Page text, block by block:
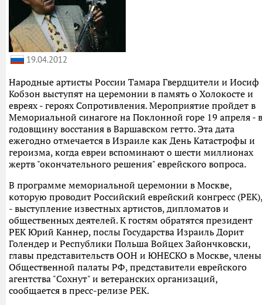
19.04.2012
Народные артисты России Тамара Гвердцители и Иосиф
Кобзон выступят на церемонии в память о Холокосте и
евреях - героях Сопротивления. Мероприятие пройдет в
Мемориальной синагоге на Поклонной горе 19 апреля - в
годовщину восстания в Варшавском гетто. Эта дата
ежегодно отмечается в Израиле как День Катастрофы и
героизма, когда евреи вспоминают о шести миллионах
жертв "окончательного решения" еврейского вопроса.
В программе мемориальной церемонии в Москве,
которую проводит Российский еврейский конгресс (РЕК),
- выступление известных артистов, дипломатов и
общественных деятелей. К гостям обратятся президент
РЕК Юрий Каннер, послы Государства Израиль Дорит
Голендер и Республики Польша Войцех Зайончковски,
главы представительств ООН и ЮНЕСКО в Москве, члены
Общественной палаты РФ, представители еврейского
агентства "Сохнут" и ветеранских организаций,
сообщается в пресс-релизе РЕК.